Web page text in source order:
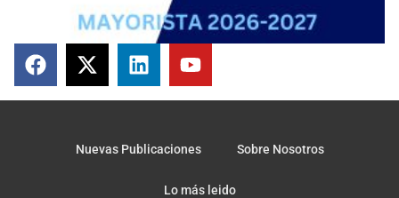
Nuevas Publicaciones Sobre Nosotros
Lo más leido